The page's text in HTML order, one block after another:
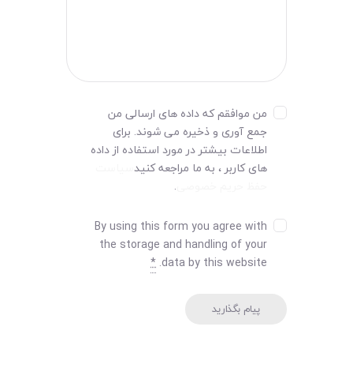
من موافقم که داده های ارسالی من
جمع آوری و ذخیره می شوند. برای
اطلاعات بیشتر در مورد استفاده از داده
های کاربر ، به ما مراجعه کنید
.
By using this form you agree with
the storage and handling of your
data by this website.
*